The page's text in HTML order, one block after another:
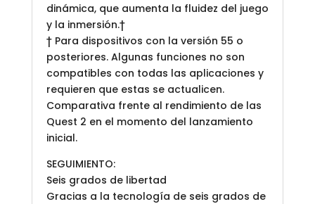
dinámica, que aumenta la fluidez del juego
y la inmersión.†
† Para dispositivos con la versión 55 o
posteriores. Algunas funciones no son
compatibles con todas las aplicaciones y
requieren que estas se actualicen.
Comparativa frente al rendimiento de las
Quest 2 en el momento del lanzamiento
inicial.
SEGUIMIENTO:
Seis grados de libertad
Gracias a la tecnología de seis grados de